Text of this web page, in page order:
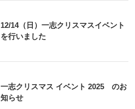
12/14（日）一志クリスマスイベント
を行いました
一志クリスマス イベント 2025 のお
知らせ